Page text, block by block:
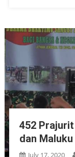
452
dan
July 17, 2020